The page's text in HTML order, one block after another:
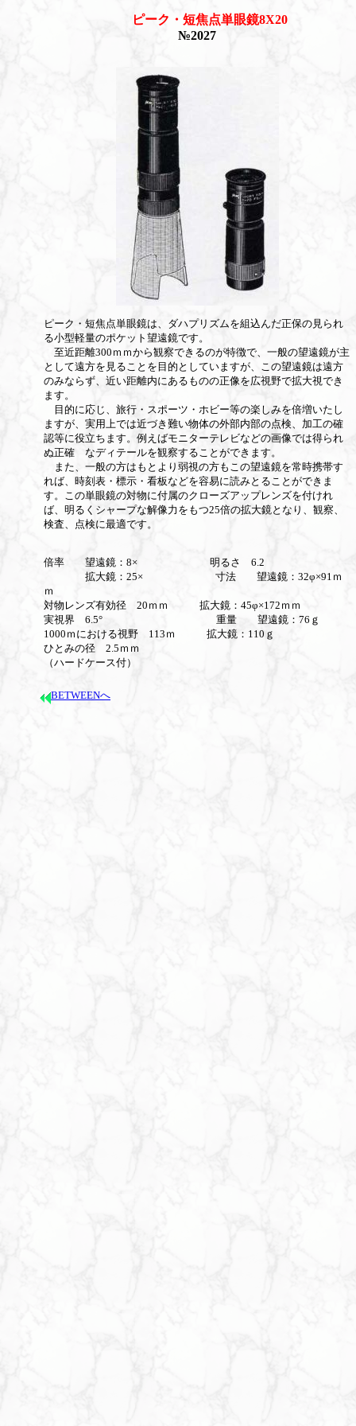
ピーク・短焦点単眼鏡8X20
№2027
ピーク・短焦点単眼鏡は、ダハプリズムを組込んだ正保の見られ
る小型軽量のポケット望遠鏡です。
至近距離300ｍｍから観察できるのが特徴で、一般の望遠鏡が主
として遠方を見ることを目的としていますが、この望遠鏡は遠方
のみならず、近い距離内にあるものの正像を広視野で拡大視でき
ます。
目的に応じ、旅行・スポーツ・ホビー等の楽しみを倍増いたし
ますが、実用上では近づき難い物体の外部内部の点検、加工の確
認等に役立ちます。例えばモニターテレビなどの画像では得られ
ぬ正確 なディテールを観察することができます。
また、一般の方はもとより弱視の方もこの望遠鏡を常時携帯す
れば、時刻表・標示・看板などを容易に読みとることができま
す。この単眼鏡の対物に付属のクローズアップレンズを付けれ
ば、明るくシャープな解像力をもつ25倍の拡大鏡となり、観察、
検査、点検に最適です。
倍率 望遠鏡：8× 明るさ 6.2
拡大鏡：25× 寸法 望遠鏡：32φ×91ｍ
ｍ
対物レンズ有効径 20ｍｍ 拡大鏡：45φ×172ｍｍ
実視界 6.5° 重量 望遠鏡：76ｇ
1000ｍにおける視野 113ｍ 拡大鏡：110ｇ
ひとみの径 2.5ｍｍ
（ハードケース付）
BETWEENへ